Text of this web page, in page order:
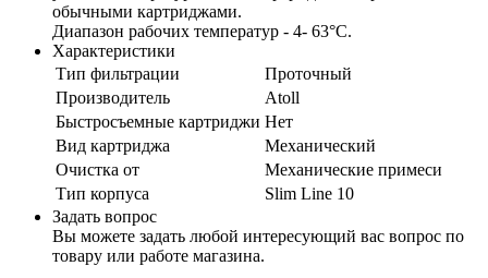
обычными картриджами.
Диапазон рабочих температур - 4- 63°С.
Характеристики
Тип фильтрации
Проточный
Производитель
Atoll
Быстросъемные картриджи Нет
Вид картриджа
Механический
Очистка от
Механические примеси
Тип корпуса
Slim Line 10
Задать вопрос
Вы можете задать любой интересующий вас вопрос по
товару или работе магазина.